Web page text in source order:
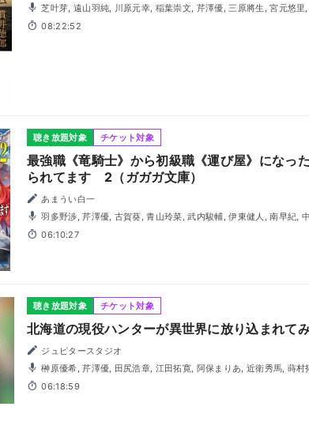
芝叶芽, 遠山羽純, 川原元幸, 稲葉崇文, 芹澤優, 三原將生, 宮元悠里, 尼崎朗, 熊谷知美, 沢田麻由, 叶恵しら
べ, 濱崎泰人, 寺門冬実, 川村彩音, 金丸真, 満仲和樹, 佐藤結花, 更科樹,
08:22:52
聴き放題対象 チケット対象
最強職《竜騎士》から初級職《運び屋》になっ
られてます 2（ガガガ文庫）
あまうい白一
羽多野渉, 芹澤優, 古賀葵, 青山玲菜, 武内駿輔, 伊東健人, 南早紀,
06:10:27
聴き放題対象 チケット対象
北海道の現役ハンターが異世界に放り込まれて
ジュピタースタジオ
榊原優希, 芹澤優, 田尻浩章, 江田拓寛, 阿保まりあ, 近衛秀馬, 蒔
06:18:59